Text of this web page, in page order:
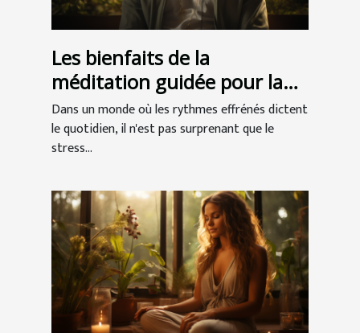
Les bienfaits de la
méditation guidée pour la
réduction du stress
quotidien
Dans un monde où les rythmes effrénés dictent
le quotidien, il n'est pas surprenant que le
stress...